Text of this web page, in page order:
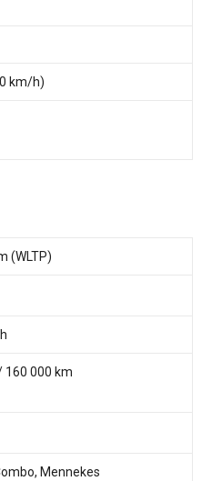
km/h)
(WLTP)
160 000 km
Mennekes